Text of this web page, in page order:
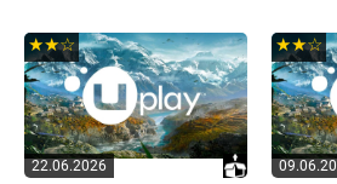
22.06.2026
★★☆ ★★☆